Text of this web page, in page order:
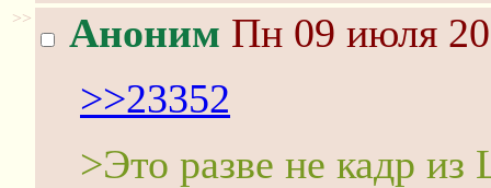
>> Аноним Пн 09 июля
>>23352
>Это разве не кадр из